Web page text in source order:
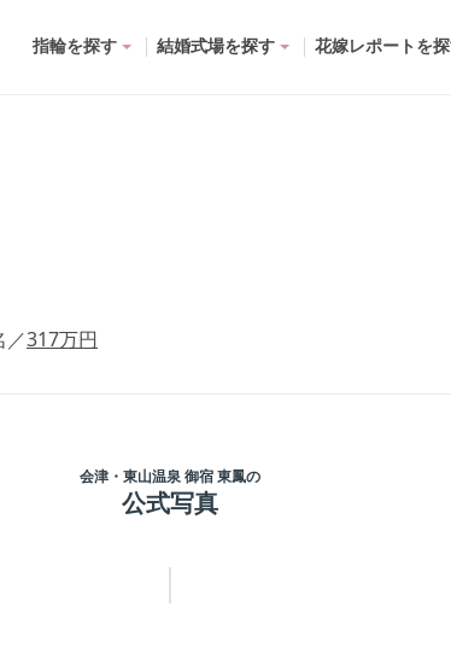
指輪を探す 結婚式場を探す 花嫁レポートを
／317万円
会津・東山温泉 御宿 東鳳の
公式写真